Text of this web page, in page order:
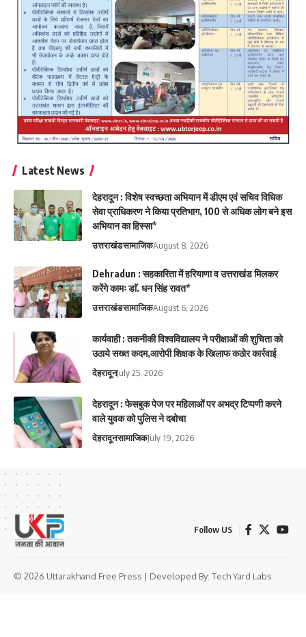
Latest News
देहरादून : विशेष स्वच्छता अभियान में डीएम एवं सचिव विधिक
सेवा प्राधिकरण ने किया प्रतिभाग, 100 से अधिक लोग बने इस
अभियान का हिस्सा*
उत्तराखंडसामाजिकAugust 8, 2026
Dehradun : सहकारिता में हरियाणा व उत्तराखंड मिलकर
करेंगे कामः डाॅ. धन सिंह रावत*
उत्तराखंडसामाजिकAugust 6, 2026
कार्यवाही : तकनीकी विश्वविद्यालय ने परीक्षाओं की शुचिता को
उठाये सख्त कदम,आरोपी शिक्षक के खिलाफ कठोर कार्रवाई
देहरादूनJuly 25, 2026
देहरादून : फेसबुक पेज पर महिलाओं पर अभद्र टिप्पणी करने
वाले युवक को पुलिस ने दबोचा
देहरादूनसामाजिकJuly 19, 2026
Follow US
© 2026 Uttarakhand Free Press | Developed By: Tech Yard Labs